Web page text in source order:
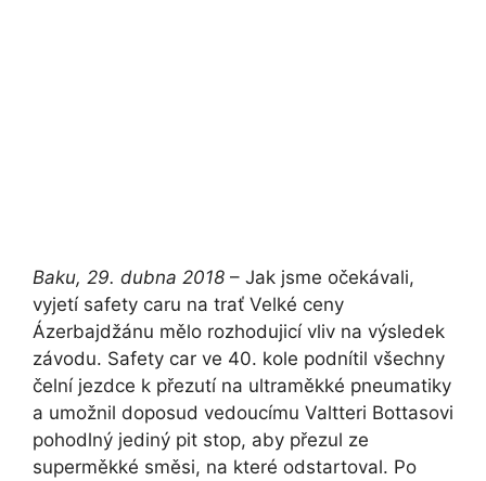
Baku, 29. dubna 2018 – Jak jsme očekávali,
vyjetí safety caru na trať Velké ceny
Ázerbajdžánu mělo rozhodujicí vliv na výsledek
závodu. Safety car ve 40. kole podnítil všechny
čelní jezdce k přezutí na ultraměkké pneumatiky
a umožnil doposud vedoucímu Valtteri Bottasovi
pohodlný jediný pit stop, aby přezul ze
superměkké směsi, na které odstartoval. Po